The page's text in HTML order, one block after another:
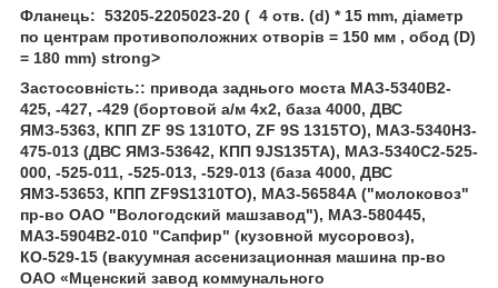
Фланець: 53205-2205023-20 ( 4 отв. (d) * 15 mm, діаметр
по центрам противоположних отворів = 150 мм , обод (D)
= 180 mm) strong>
Застосовність:: привода заднього моста МАЗ-5340В2-
425, -427, -429 (бортовой а/м 4х2, база 4000, ДВС
ЯМЗ-5363, КПП ZF 9S 1310ТО, ZF 9S 1315TO), МАЗ-5340Н3-
475-013 (ДВС ЯМЗ-53642, КПП 9JS135TA), МАЗ-5340C2-525-
000, -525-011, -525-013, -529-013 (база 4000, ДВС
ЯМЗ-53653, КПП ZF9S1310TO), МАЗ-56584А ("молоковоз"
пр-во ОАО "Вологодский машзавод"), МАЗ-580445,
МАЗ-5904В2-010 "Сапфир" (кузовной мусоровоз),
КО-529-15 (вакуумная ассенизационная машина пр-во
ОАО «Мценский завод коммунального